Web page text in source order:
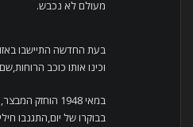
מעולם לא נכבש.
בעת החדשה התיישבו
וכינו אותו כוכב
במאי 1948
בבוקרו של יום,התגנבו